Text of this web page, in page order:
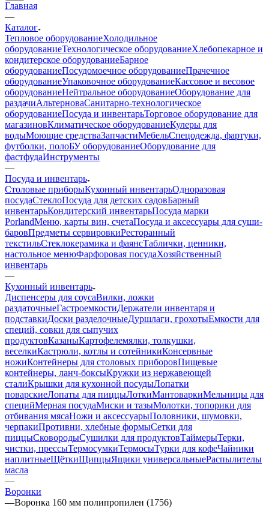
Главная
—
Каталог
Тепловое оборудованиеХолодильное
оборудованиеТехнологическое оборудованиеХлебопекарное и
кондитерское оборудованиеБарное
оборудованиеПосудомоечное оборудованиеПрачечное
оборудованиеУпаковочное оборудованиеКассовое и весовое
оборудованиеНейтральное оборудованиеОборудование для
раздачиАльтерноваСанитарно-технологическое
оборудованиеПосуда и инвентарьТорговое оборудование для
магазиновКлиматическое оборудованиеКулеры для
водыМоющие средстваЗапчастиМебельСпецодежда, фартуки,
футболки, полоБУ оборудованиеОборудование для
фастфудаИнструменты
—
Посуда и инвентарь
Столовые приборыКухонный инвентарьОдноразовая
посудаСтеклоПосуда для детских садовБарный
инвентарьКондитерский инвентарьПосуда марки
PorlandМеню, карты вин, счетаПосуда и аксессуары для суши-
баровПредметы сервировкиРесторанный
текстильСтеклокерамика и фаянсТаблички, ценники,
настольное менюФарфоровая посудаХозяйственный
инвентарь
—
Кухонный инвентарь
Диспенсеры для соусаВилки, ложки
раздаточныеГастроемкостиДержатели инвентаря и
подставкиДоски разделочныеДуршлаги, грохотыЕмкости для
специй, совки для сыпучих
продуктовКазаныКартофелемялки, толкушки,
веселкиКастрюли, котлы и сотейникиКонсервные
ножиКонтейнеры для столовых приборовПищевые
контейнеры, ланч-боксыКружки из нержавеющей
сталиКрышки для кухонной посудыЛопатки
поварскиеЛопаты для пиццыЛоткиМантоваркиМельницы для
специйМерная посудаМиски и тазыМолотки, топорики для
отбивания мясаНожи и аксессуарыПоловники, шумовки,
черпакиПротивни, хлебные формыСетки для
пиццыСковородыСушилки для продуктовТаймерыТерки,
чистки, прессыТермосумкиТермосыТурки для кофеЧайники
наплитныеЩёткиЩипцыЯщики универсальныеРаспылителы
масла
—
Воронки
—Воронка 160 мм полипропилен (1756)